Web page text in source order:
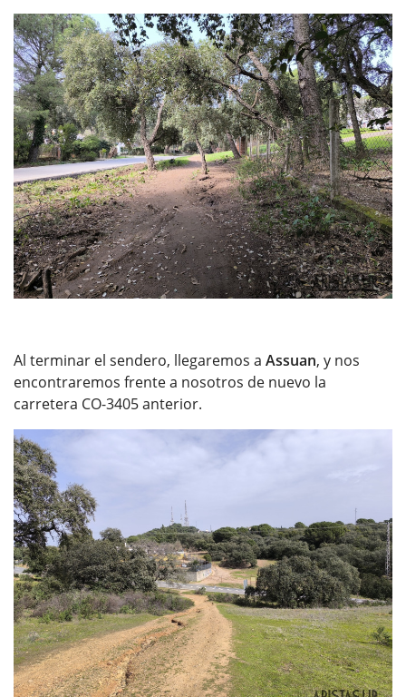
Al terminar el sendero, llegaremos a Assuan, y nos
encontraremos frente a nosotros de nuevo la
carretera CO-3405 anterior.